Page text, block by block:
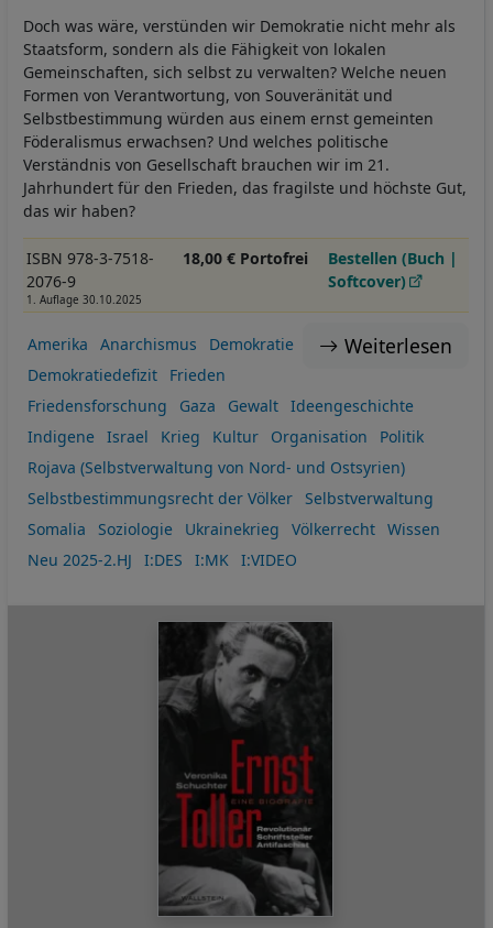
Doch was wäre, verstünden wir Demokratie nicht mehr als
Staatsform, sondern als die Fähigkeit von lokalen
Gemeinschaften, sich selbst zu verwalten? Welche neuen
Formen von Verantwortung, von Souveränität und
Selbstbestimmung würden aus einem ernst gemeinten
Föderalismus erwachsen? Und welches politische
Verständnis von Gesellschaft brauchen wir im 21.
Jahrhundert für den Frieden, das fragilste und höchste Gut,
das wir haben?
ISBN 978-3-7518-
2076-9
1. Auflage 30.10.2025
18,00 € Portofrei
Bestellen (Buch |
Softcover)
Weiterlesen
Amerika Anarchismus
Demokratie
Demokratiedefizit
Frieden
Friedensforschung
Gaza Gewalt
Ideengeschichte
Indigene
Israel Krieg Kultur Organisation
Politik
Rojava (Selbstverwaltung von Nord- und Ostsyrien)
Selbstbestimmungsrecht der Völker
Selbstverwaltung
Somalia
Soziologie Ukrainekrieg Völkerrecht
Wissen
Neu 2025-2.HJ
I:DES I:MK I:VIDEO